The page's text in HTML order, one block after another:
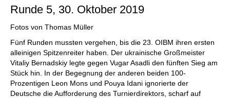
Runde 5, 30. Oktober 2019
Fotos von Thomas Müller
Fünf Runden mussten vergehen, bis die 23. OIBM ihren ersten
alleinigen Spitzenreiter haben. Der ukrainische Großmeister
Vitaliy Bernadskiy legte gegen Vugar Asadli den fünften Sieg am
Stück hin. In der Begegnung der anderen beiden 100-
Prozentigen Leon Mons und Pouya Idani ignorierte der
Deutsche die Aufforderung des Turnierdirektors, scharf auf